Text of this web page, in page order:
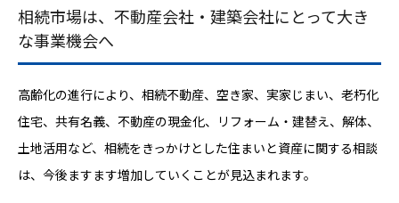
相続市場は、不動産会社・建築会社にとって大き
な事業機会へ
高齢化の進行により、相続不動産、空き家、実家じまい、老朽化
住宅、共有名義、不動産の現金化、リフォーム・建替え、解体、
土地活用など、相続をきっかけとした住まいと資産に関する相談
は、今後ますます増加していくことが見込まれます。